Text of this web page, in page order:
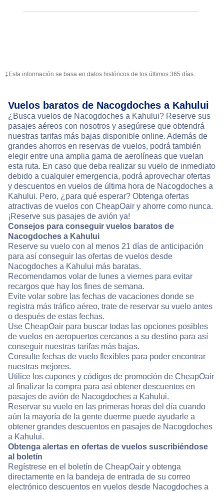
‡Esta información se basa en datos históricos de los últimos 365 días.
Vuelos baratos de Nacogdoches a Kahului
¿Busca vuelos de Nacogdoches a Kahului? Reserve sus
pasajes aéreos con nosotros y asegúrese que obtendrá
nuestras tarifas más bajas disponible online. Además de
grandes ahorros en reservas de vuelos, podrá también
elegir entre una amplia gama de aerolíneas que vuelan
esta ruta. En caso que deba realizar su vuelo de inmediato
debido a cualquier emergencia, podrá aprovechar ofertas
y descuentos en vuelos de última hora de Nacogdoches a
Kahului. Pero, ¿para qué esperar? Obtenga ofertas
atractivas de vuelos con CheapOair y ahorre como nunca.
¡Reserve sus pasajes de avión ya!
Consejos para conseguir vuelos baratos de
Nacogdoches a Kahului
Reserve su vuelo con al menos 21 días de anticipación
para así conseguir las ofertas de vuelos desde
Nacogdoches a Kahului más baratas.
Recomendamos volar de lunes a viernes para evitar
recargos que hay los fines de semana.
Evite volar sobre las fechas de vacaciones donde se
registra más tráfico aéreo, trate de reservar su vuelo antes
o después de estas fechas.
Use CheapOair para buscar todas las opciones posibles
de vuelos en aeropuertos cercanos a su destino para así
conseguir nuestras tarifas más bajas.
Consulte fechas de vuelo flexibles para poder encontrar
nuestras mejores.
Utilice los cupones y códigos de promoción de CheapOair
al finalizar la compra para así obtener descuentos en
pasajes de avión de Nacogdoches a Kahului.
Reservar su vuelo en las primeras horas del día cuando
aún la mayoría de la gente duerme puede ayudarle a
obtener grandes descuentos en pasajes de Nacogdoches
a Kahului.
Obtenga alertas en ofertas de vuelos suscribiéndose
al boletín
Regístrese en el boletín de CheapOair y obtenga
directamente en la bandeja de entrada de su correo
electrónico descuentos en vuelos desde Nacogdoches a